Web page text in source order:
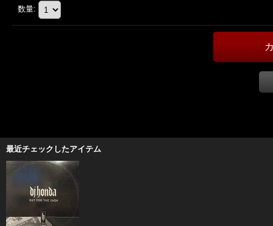
数量:
最近チェックしたアイテム